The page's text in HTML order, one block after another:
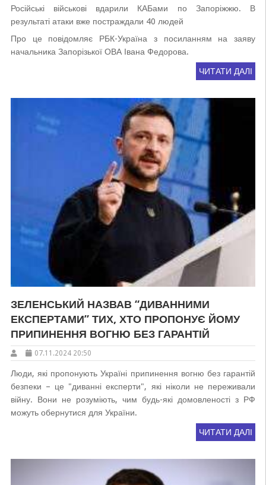
Російські військові вдарили КАБами по Запоріжжю. В
результаті атаки вже постраждали 40 людей
Про це повідомляє РБК-Україна з посиланням на заяву
начальника Запорізької ОВА Івана Федорова.
ЧИТАТИ ДАЛІ
ЗЕЛЕНСЬКИЙ НАЗВАВ “ДИВАННИМИ
ЕКСПЕРТАМИ” ТИХ, ХТО ПРОПОНУЄ ЙОМУ
ПРИПИНЕННЯ ВОГНЮ БЕЗ ГАРАНТІЙ
07.11.2024 20:50
Люди, які пропонують Україні припинення вогню без гарантій
безпеки – це "диванні експерти", які ніколи не переживали
війну. Вони не розуміють, чим будь-які домовленості з РФ
можуть обернутися для України.
ЧИТАТИ ДАЛІ